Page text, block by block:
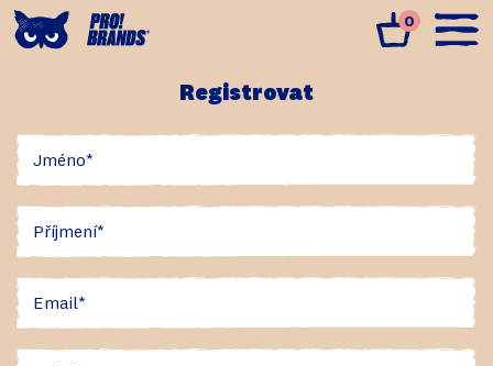
0
Registrovat
Jméno
Příjmení
Email